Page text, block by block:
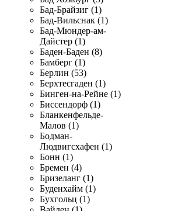
Бад-Брайзиг (1)
Бад-Вильснак (1)
Бад-Мюндер-ам-
Дайстер (1)
Баден-Баден (8)
Бамберг (1)
Берлин (53)
Берхтесгаден (1)
Бинген-на-Рейне (1)
Биссендорф (1)
Бланкенфельде-
Малов (1)
Бодман-
Людвигсхафен (1)
Бонн (1)
Бремен (4)
Бризеланг (1)
Буденхайм (1)
Бухгольц (1)